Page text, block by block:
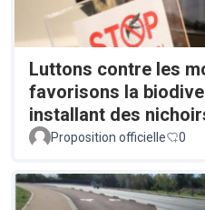
Luttons contre les
favorisons la
installant des
Proposition officielle 0